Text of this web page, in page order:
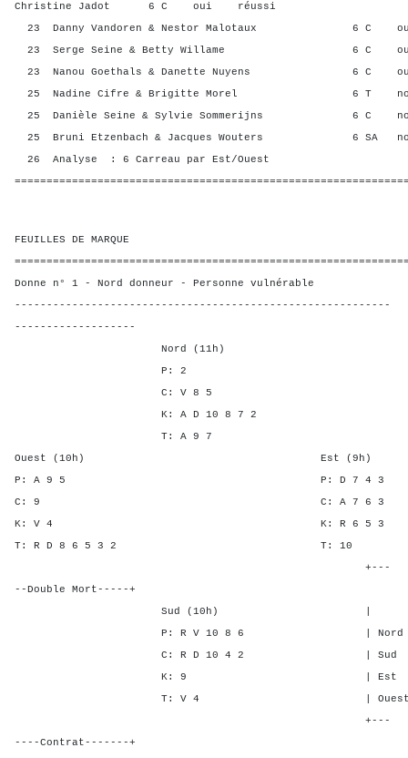
Christine Jadot 6 C oui réussi
23 Danny Vandoren & Nestor Malotaux 6 C
23 Serge Seine & Betty Willame 6 C
23 Nanou Goethals & Danette Nuyens 6 C
25 Nadine Cifre & Brigitte Morel 6 T
25 Danièle Seine & Sylvie Sommerijns 6 C
25 Bruni Etzenbach & Jacques Wouters 6 SA
26 Analyse : 6 Carreau par Est/Ouest
FEUILLES DE MARQUE
Donne n° 1 - Nord donneur - Personne vulnérable
-----------------------------------------------------------
-------------------
Nord (11h)
P: 2
C: V 8 5
K: A D 10 8 7 2
T: A 9 7
Ouest (10h) Est (9h)
P: A 9 5 P: D 7
C: 9 C: A 7
K: V 4 K: R 6
T: R D 8 6 5 3 2 T:
+---
--Double Mort-----+
Sud (10h) | SA P
P: R V 10 8 6 | Nord 3
C: R D 10 4 2 | Sud 3
K: 9 | Est - - -
T: V 4 | Ouest - -
+---
----Contrat-------+